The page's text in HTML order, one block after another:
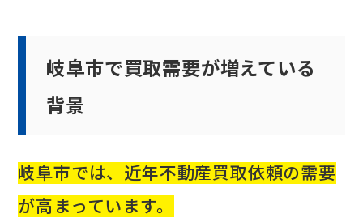
岐阜市で買取需要が増えている
背景
岐阜市では、近年不動産買取依頼の需要
が高まっています。